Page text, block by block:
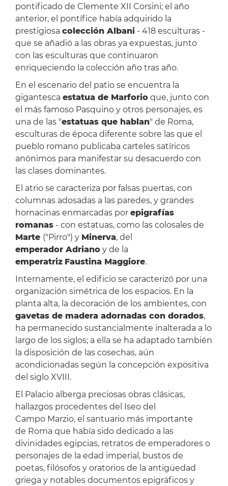
pontificado de Clemente XII Corsini; el año
anterior, el pontífice había adquirido la
prestigiosa colección Albani- 418 esculturas -
que se añadió a las obras ya expuestas, junto
con las esculturas que continuaron
enriqueciendo la colección año tras año.
En el escenario del patio se encuentra la
gigantesca estatua de Marforioque, junto con
el más famoso Pasquino y otros personajes, es
una de las "estatuas que hablan" de Roma,
esculturas de época diferente sobre las que el
pueblo romano publicaba carteles satíricos
anónimos para manifestar su desacuerdo con
las clases dominantes.
El atrio se caracteriza por falsas puertas, con
columnas adosadas a las paredes, y grandes
hornacinas enmarcadas por epigrafías
romanas- con estatuas, como las colosales de
Marte ("Pirro") y Minerva, del
emperador Adrianoy de la
emperatriz Faustina Maggiore.
Internamente, el edificio se caracterizó por una
organización simétrica de los espacios. En la
planta alta, la decoración de los ambientes, con
gavetas de madera adornadas con dorados,
ha permanecido sustancialmente inalterada a lo
largo de los siglos; a ella se ha adaptado también
la disposición de las cosechas, aún
acondicionadas según la concepción expositiva
del siglo XVIII.
El Palacio alberga preciosas obras clásicas,
hallazgos procedentes del Iseo del
Campo Marzio, el santuario más importante
de Roma que había sido dedicado a las
divinidades egipcias, retratos de emperadores o
personajes de la edad imperial, bustos de
poetas, filósofos y oratorios de la antigüedad
griega y notables documentos epigráficos y